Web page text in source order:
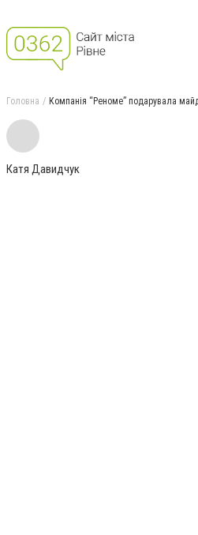
Головна Компанія “Реноме” подарувала
Катя Давидчук